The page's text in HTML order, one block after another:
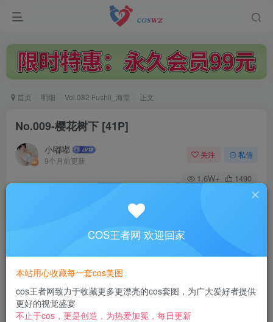
首页 明细 Vol.082 Fushii_海堂 正文
No.009-樱花树下 [41P]
小嘟嘟
9个月前更新
关注 私信
1.6W+ 1490
此内容为付费阅读，请付费后查看
3
黄金会员免费 钻石会员 免费
立即购买
COS王者网 欢迎回家
本站用心收藏每一套cos美图
cos王者网致力于收藏更多更漂亮的cos套图，为广大爱好者提供
更好的视觉盛宴
不止于cos，更是创造，为热爱加冕，每日更新